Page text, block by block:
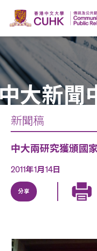
大新聞
新聞稿
中大兩研究獲頒國
2011年1月14日
分享